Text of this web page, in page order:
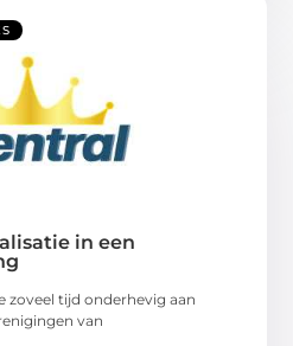
in een
zoveel tijd onderhevig aan
van